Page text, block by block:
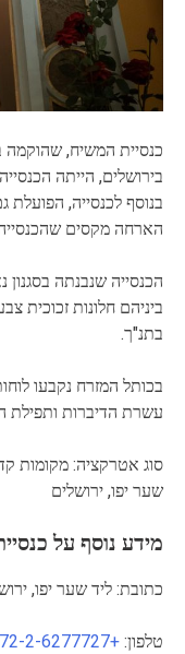
בירושלים, הייתה
בנוסף לכנסייה,
הארחה מקסים
הכנסייה שנבנתה
ביניהם חלונות זכוכית
בתנ"ך.
בכותל המזרח נקבעו
עשרת הדיברות ותפילת
סוג אטרקציה: מקומות
שער יפו, ירושלים
מידע נוסף על
כתובת: ליד שער יפו,
טלפון: +972-2-6277727